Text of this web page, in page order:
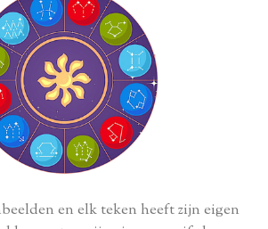
en elk teken heeft zijn eigen